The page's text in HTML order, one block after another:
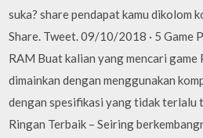
suka? share pendapat kamu dikolom
Share. Tweet. 09/10/2018 · 5 Game
RAM Buat kalian yang mencari game
dimainkan dengan menggunakan
dengan spesifikasi yang tidak terlalu
Ringan Terbaik – Seiring